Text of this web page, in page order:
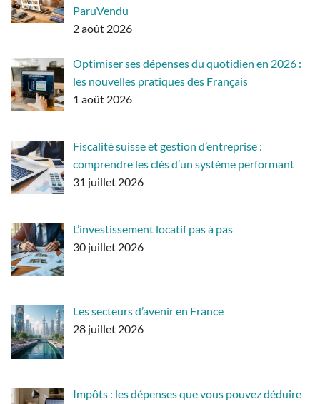
ParuVendu
2 août 2026
Optimiser ses dépenses du quotidien en 2026 :
les nouvelles pratiques des Français
1 août 2026
Fiscalité suisse et gestion d’entreprise :
comprendre les clés d’un système performant
31 juillet 2026
L’investissement locatif pas à pas
30 juillet 2026
Les secteurs d’avenir en France
28 juillet 2026
Impôts : les dépenses que vous pouvez déduire